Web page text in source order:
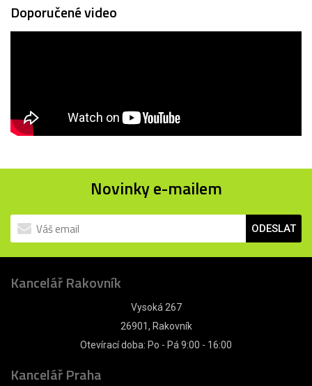
Doporučené video
Novinky e-mailem
ODESLAT
Kancelář Rakovník
Vysoká 267
26901, Rakovník
Otevírací doba: Po - Pá 9:00 - 16:00
Kancelář Praha